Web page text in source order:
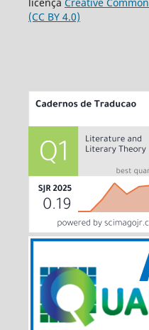
(CC BY 4.0)